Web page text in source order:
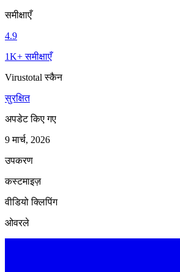
समीक्षाएँ
4.9
1K+ समीक्षाएँ
Virustotal स्कैन
सुरक्षित
अपडेट किए गए
9 मार्च, 2026
उपकरण
कस्टमाइज़
वीडियो क्लिपिंग
ओवरले